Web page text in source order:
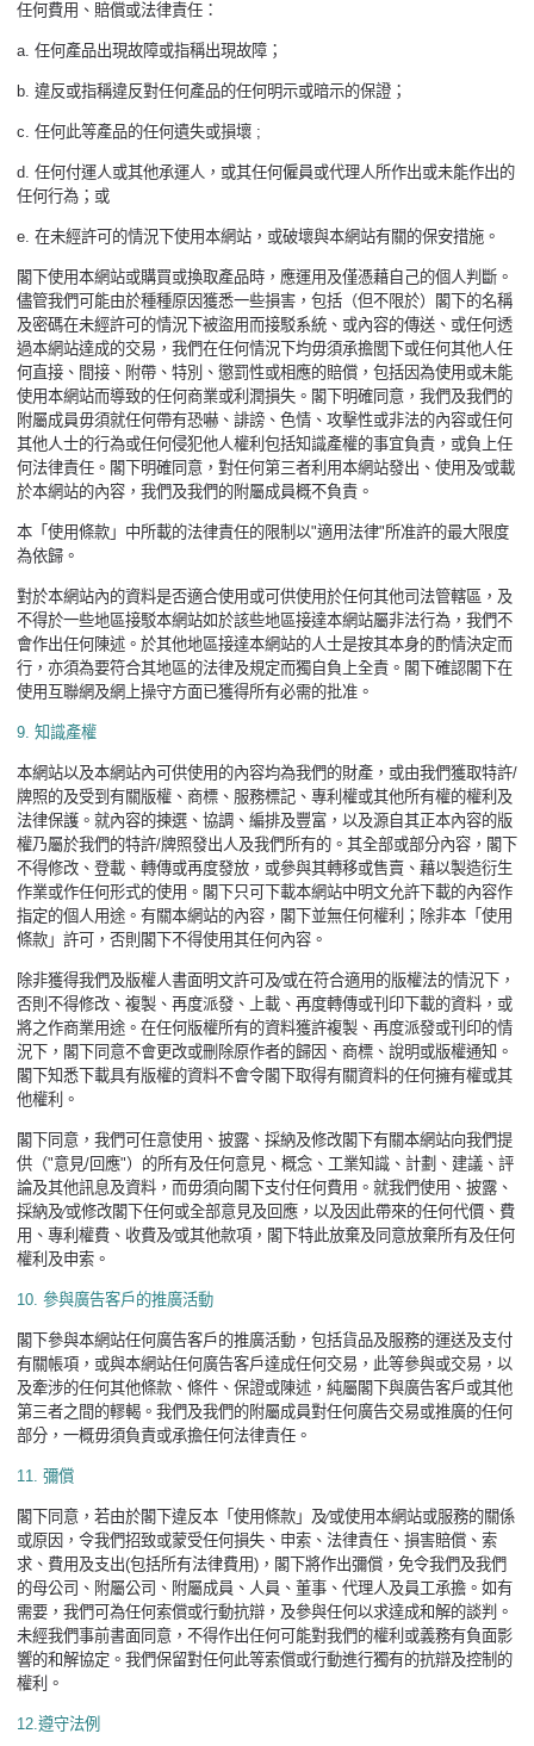
任何費用、賠償或法律責任：
a. 任何產品出現故障或指稱出現故障；
b. 違反或指稱違反對任何產品的任何明示或暗示的保證；
c. 任何此等產品的任何遺失或損壞 ;
d. 任何付運人或其他承運人，或其任何僱員或代理人所作出或未能作出的
任何行為；或
e. 在未經許可的情況下使用本網站，或破壞與本網站有關的保安措施。
閣下使用本網站或購買或換取產品時，應運用及僅憑藉自己的個人判斷。
儘管我們可能由於種種原因獲悉一些損害，包括（但不限於）閣下的名稱
及密碼在未經許可的情況下被盜用而接駁系統、或內容的傳送、或任何透
過本網站達成的交易，我們在任何情況下均毋須承擔閭下或任何其他人任
何直接、間接、附帶、特別、懲罰性或相應的賠償，包括因為使用或未能
使用本網站而導致的任何商業或利潤損失。閣下明確同意，我們及我們的
附屬成員毋須就任何帶有恐嚇、誹謗、色情、攻擊性或非法的內容或任何
其他人士的行為或任何侵犯他人權利包括知識產權的事宜負責，或負上任
何法律責任。閣下明確同意，對任何第三者利用本網站發出、使用及∕或載
於本網站的內容，我們及我們的附屬成員概不負責。
本「使用條款」中所載的法律責任的限制以"適用法律"所准許的最大限度
為依歸。
對於本網站內的資料是否適合使用或可供使用於任何其他司法管轄區，及
不得於一些地區接駁本網站如於該些地區接達本網站屬非法行為，我們不
會作出任何陳述。於其他地區接達本網站的人士是按其本身的酌情決定而
行，亦須為要符合其地區的法律及規定而獨自負上全責。閣下確認閣下在
使用互聯網及網上操守方面已獲得所有必需的批准。
9. 知識產權
本網站以及本網站內可供使用的內容均為我們的財產，或由我們獲取特許/
牌照的及受到有關版權、商標、服務標記、專利權或其他所有權的權利及
法律保護。就內容的揀選、協調、編排及豐富，以及源自其正本內容的版
權乃屬於我們的特許/牌照發出人及我們所有的。其全部或部分內容，閣下
不得修改、登載、轉傳或再度發放，或參與其轉移或售賣、藉以製造衍生
作業或作任何形式的使用。閣下只可下載本網站中明文允許下載的內容作
指定的個人用途。有關本網站的內容，閣下並無任何權利；除非本「使用
條款」許可，否則閣下不得使用其任何內容。
除非獲得我們及版權人書面明文許可及∕或在符合適用的版權法的情況下，
否則不得修改、複製、再度派發、上載、再度轉傳或刊印下載的資料，或
將之作商業用途。在任何版權所有的資料獲許複製、再度派發或刊印的情
況下，閣下同意不會更改或刪除原作者的歸因、商標、說明或版權通知。
閣下知悉下載具有版權的資料不會令閣下取得有關資料的任何擁有權或其
他權利。
閣下同意，我們可任意使用、披露、採納及修改閣下有關本網站向我們提
供（"意見/ 回應"）的所有及任何意見、概念、工業知識、計劃、建議、評
論及其他訊息及資料，而毋須向閣下支付任何費用。就我們使用、披露、
採納及∕或修改閣下任何或全部意見及回應，以及因此帶來的任何代價、費
用、專利權費、收費及∕或其他款項，閣下特此放棄及同意放棄所有及任何
權利及申索。
10. 參與廣告客戶的推廣活動
閣下參與本網站任何廣告客戶的推廣活動，包括貨品及服務的運送及支付
有關帳項，或與本網站任何廣告客戶達成任何交易，此等參與或交易，以
及牽涉的任何其他條款、條件、保證或陳述，純屬閣下與廣告客戶或其他
第三者之間的轇輵。我們及我們的附屬成員對任何廣告交易或推廣的任何
部分，一概毋須負責或承擔任何法律責任。
11. 彌償
閣下同意，若由於閣下違反本「使用條款」及∕或使用本網站或服務的關係
或原因，令我們招致或蒙受任何損失、申索、法律責任、損害賠償、索
求、費用及支出(包括所有法律費用) ，閣下將作出彌償，免令我們及我們
的母公司、附屬公司、附屬成員、人員、董事、代理人及員工承擔。如有
需要，我們可為任何索償或行動抗辯，及參與任何以求達成和解的談判。
未經我們事前書面同意，不得作出任何可能對我們的權利或義務有負面影
響的和解協定。我們保留對任何此等索償或行動進行獨有的抗辯及控制的
權利。
12.遵守法例